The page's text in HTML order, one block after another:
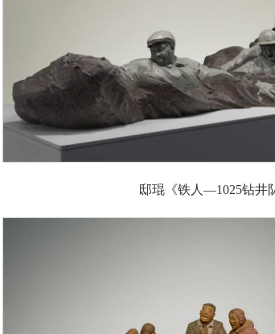
邸琨《铁人—1025钻井